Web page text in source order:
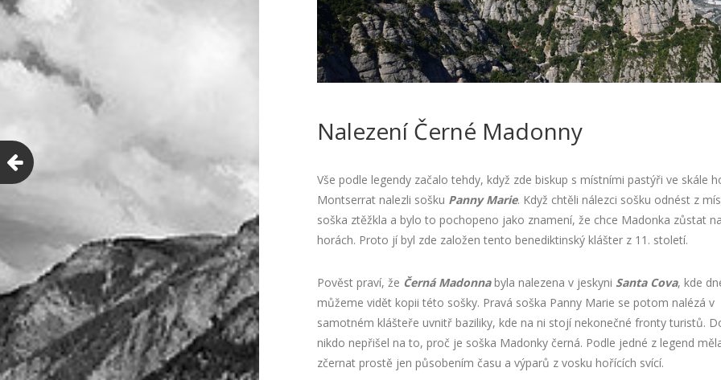
Nalezení Černé Madonny
Vše podle legendy začalo tehdy, když zde biskup s místními pastýři ve skále
Montserrat nalezli sošku Panny Marie. Když chtěli nálezci sošku odnést z
soška ztěžkla a bylo to pochopeno jako znamení, že chce Madonka zůstat
horách. Proto jí byl zde založen tento benediktinský klášter z 11. století.
Pověst praví, že Černá Madonnabyla nalezena v jeskyni Santa Cova, kde
můžeme vidět kopii této sošky. Pravá soška Panny Marie se potom nalézá v
samotném klášteře uvnitř baziliky, kde na ni stojí nekonečné fronty turistů.
nikdo nepřišel na to, proč je soška Madonky černá. Podle jedné z legend
zčernat prostě jen působením času a výparů z vosku hořících svící.